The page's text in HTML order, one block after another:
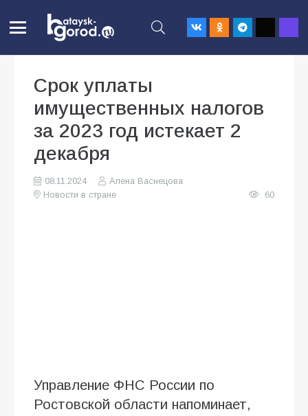
Срок уплаты
имущественных налогов
за 2023 год истекает 2
декабря
08.11.2024
Алена Васнецова
Новости в стране
60
Управление ФНС России по
Ростовской области напоминает,